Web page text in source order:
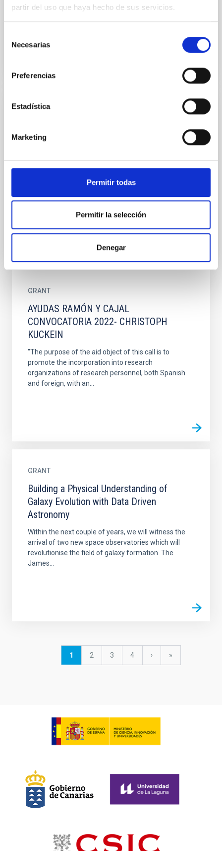
partir del uso que haya hecho de sus servicios.
Necesarias
Preferencias
Estadística
Marketing
Permitir todas
Permitir la selección
Denegar
laborales, bajo la modalidad de contrato predoctoral,
a fin de...
GRANT
CONVOCATORIA 2022 -MONTSERRAT
promote the incorporation into research
and foreign, with an...
GRANT
AYUDAS RAMÓN Y CAJAL
CONVOCATORIA 2022- CHRISTOPH
KUCKEIN
"The purpose of the aid object of this call is to
promote the incorporation into research
organizations of research personnel, both Spanish
and foreign, with an...
GRANT
Building a Physical Understanding of
Galaxy Evolution with Data Driven
Astronomy
Within the next couple of years, we will witness the
arrival of two new space observatories which will
revolutionise the field of galaxy formation. The
James...
Current
1 Page
2 Page
3 Page
4
Next
›
last
»